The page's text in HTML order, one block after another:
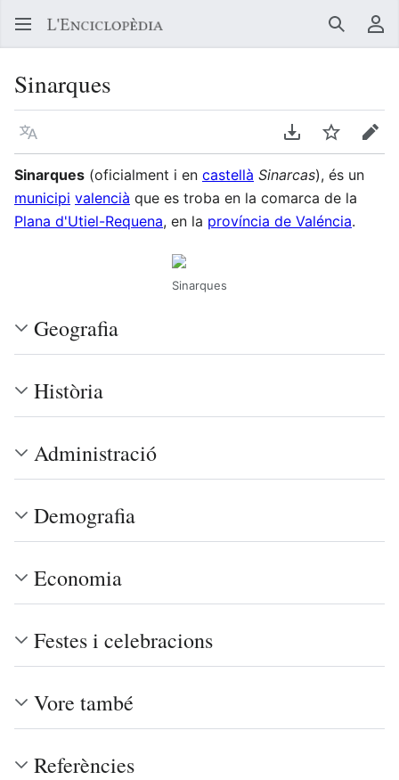
Buscar
Sinarques
Llegir en un atre idioma Descarregar en
Vigilar
Sinarques (oficialment i en castellà Sinarcas), és un
municipi valencià que es troba en la comarca de la
Plana d'Utiel-Requena, en la província de Valéncia.
Sinarques
Geografia
Història
Administració
Demografia
Economia
Festes i celebracions
Vore també
Referències